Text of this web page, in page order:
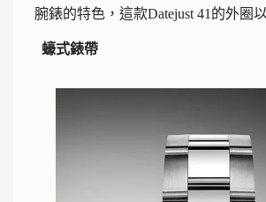
腕錶的特色，這款Datejust 41的外圈
蠔式錶帶